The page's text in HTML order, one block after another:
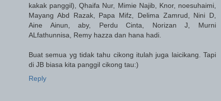
kakak panggil), Qhaifa Nur, Mimie Najib, Knor, noesuhaimi,
Mayang Abd Razak, Papa Mifz, Delima Zamrud, Nini D,
Aine Ainun, aby, Perdu Cinta, Norizan J, Murni
ALfathunnisa, Remy hazza dan hana hadi.
Buat semua yg tidak tahu cikong itulah juga laicikang. Tapi
di JB biasa kita panggil cikong tau:)
Reply